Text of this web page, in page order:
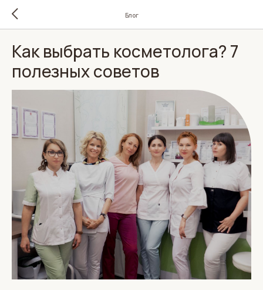
Блог
Как выбрать косметолога? 7
полезных советов